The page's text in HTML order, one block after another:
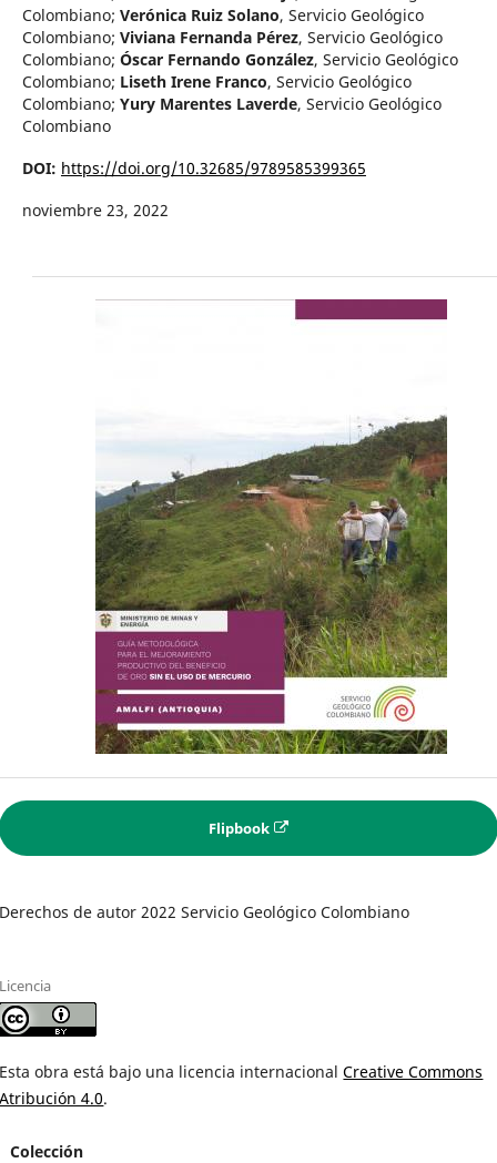
Colombiano; Verónica Ruiz Solano, Servicio Geológico
Colombiano; Viviana Fernanda Pérez, Servicio Geológico
Colombiano; Óscar Fernando González, Servicio Geológico
Colombiano; Liseth Irene Franco, Servicio Geológico
Colombiano; Yury Marentes Laverde, Servicio Geológico
Colombiano
DOI: https://doi.org/10.32685/9789585399365
noviembre 23, 2022
Flipbook
Derechos de autor 2022 Servicio Geológico Colombiano
Licencia
Esta obra está bajo una licencia internacionalCreative Commons
Atribución 4.0.
Colección